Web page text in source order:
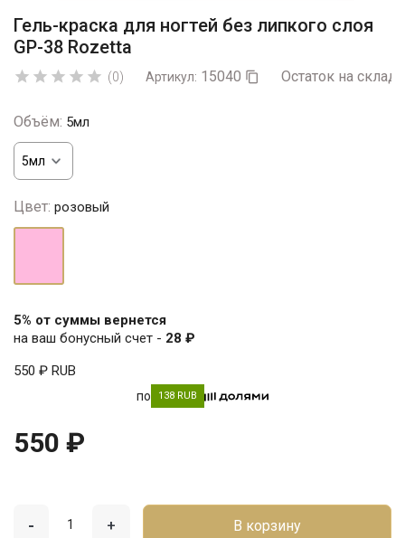
Гель-краска для ногтей без липкого слоя
GP-38 Rozetta
     (0) Артикул: 15040  Остаток на
Объём: 5мл
Цвет: розовый
5% от суммы вернется
на ваш бонусный счет - 28 ₽
550 ₽ RUB
по 138 RUB
550 ₽
- + В корзину